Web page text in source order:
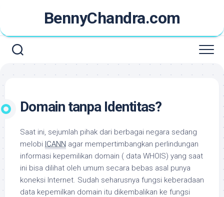
content
BennyChandra.com
Domain tanpa Identitas?
Saat ini, sejumlah pihak dari berbagai negara sedang
melobi ICANN agar mempertimbangkan perlindungan
informasi kepemilikan domain ( data WHOIS) yang saat
ini bisa dilihat oleh umum secara bebas asal punya
koneksi Internet. Sudah seharusnya fungsi keberadaan
data kepemilkan domain itu dikembalikan ke fungsi